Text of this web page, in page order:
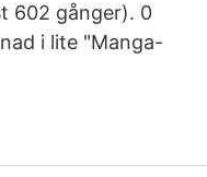
602 gånger). 0
i lite "Manga-